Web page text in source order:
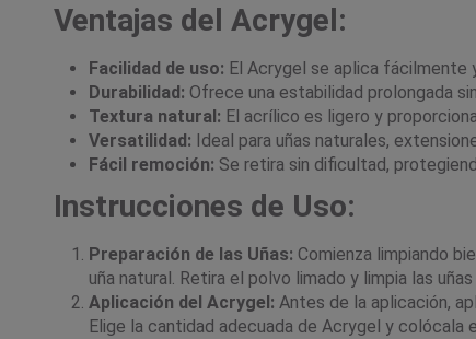
Ventajas del Acrygel:
Facilidad de uso: El Acrygel se aplica fácilmente
Durabilidad: Ofrece una estabilidad prolongada
Textura natural: El acrílico es ligero y
Versatilidad: Ideal para uñas naturales,
Fácil remoción: Se retira sin dificultad,
Instrucciones de Uso:
Preparación de las Uñas: Comienza limpiando
uña natural. Retira el polvo limado y limpia las
Aplicación del Acrygel: Antes de la aplicación,
Elige la cantidad adecuada de Acrygel y colócala